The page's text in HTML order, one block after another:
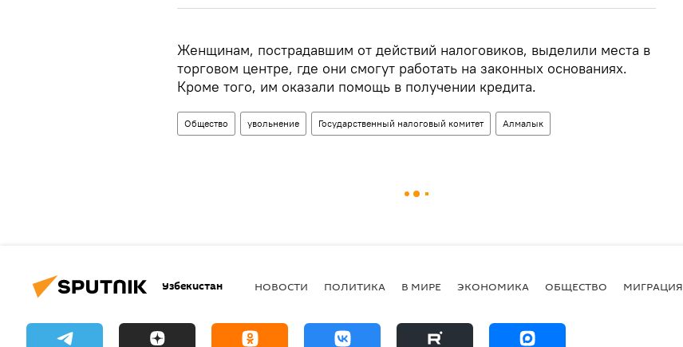
Женщинам, пострадавшим от действий налоговиков, выделили места в
торговом центре, где они смогут работать на законных основаниях.
Кроме того, им оказали помощь в получении кредита.
Общество увольнение Государственный налоговый комитет Алмалык
Узбекистан НОВОСТИ ПОЛИТИКА В МИРЕ ЭКОНОМИКА ОБЩЕСТВО МИГРАЦИЯ